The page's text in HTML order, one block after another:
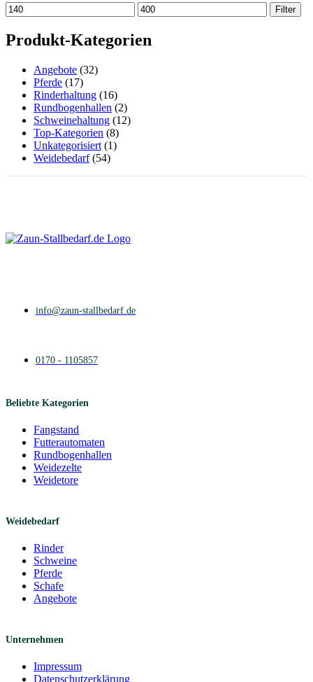
Min.
Preis
Max.
Preis
Filter
Produkt-Kategorien
Angebote (32)
Pferde (17)
Rinderhaltung (16)
Rundbogenhallen (2)
Schweinehaltung (12)
Top-Kategorien (8)
Unkategorisiert (1)
Weidebedarf (54)
info@zaun-stallbedarf.de
0170 - 1105857
Beliebte Kategorien
Fangstand
Futterautomaten
Rundbogenhallen
Weidezelte
Weidetore
Weidebedarf
Rinder
Schweine
Pferde
Schafe
Angebote
Unternehmen
Impressum
Datenschutzerklärung